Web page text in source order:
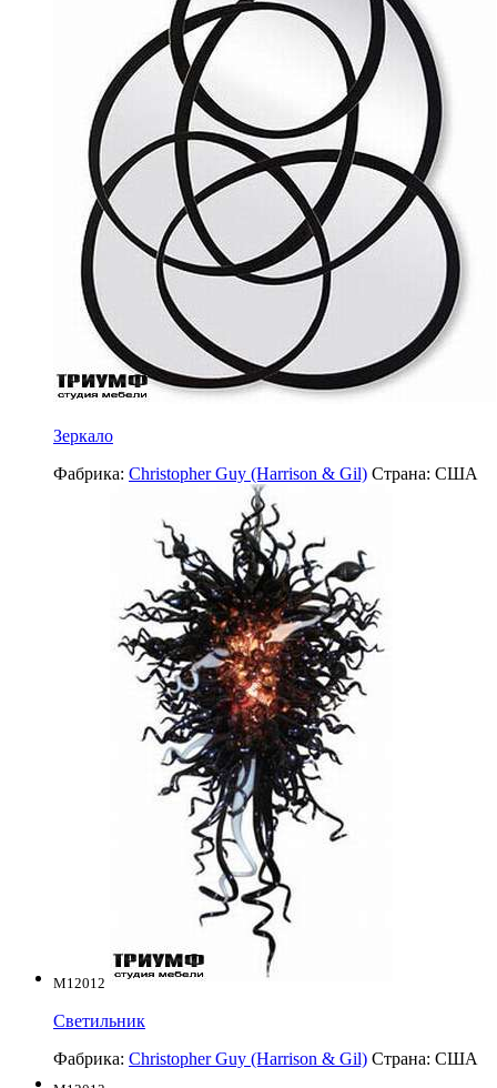
Зеркало
Фабрика: Christopher Guy (Harrison & Gil) Страна: США
M12012
Светильник
Фабрика: Christopher Guy (Harrison & Gil) Страна: США